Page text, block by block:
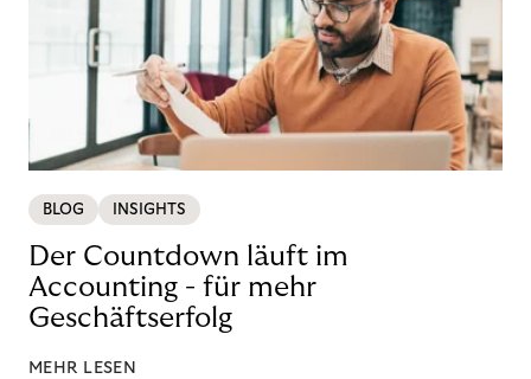
BLOG INSIGHTS
Der Countdown läuft im
Accounting - für mehr
Geschäftserfolg
MEHR LESEN